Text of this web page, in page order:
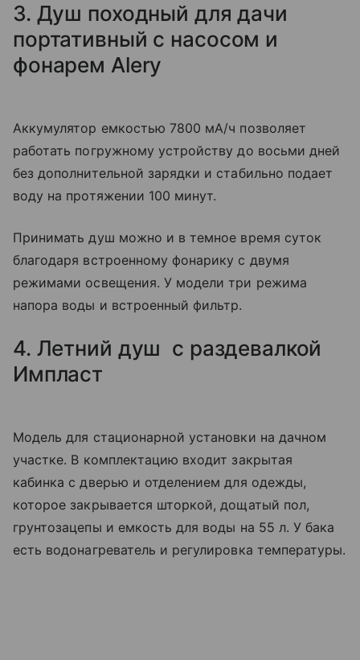
3. Душ походный для дачи
портативный с насосом и
фонарем Alery
Аккумулятор емкостью 7800 мА/ч позволяет
работать погружному устройству до восьми дней
без дополнительной зарядки и стабильно подает
воду на протяжении 100 минут.
Принимать душ можно и в темное время суток
благодаря встроенному фонарику с двумя
режимами освещения. У модели три режима
напора воды и встроенный фильтр.
4. Летний душ с раздевалкой
Импласт
Модель для стационарной установки на дачном
участке. В комплектацию входит закрытая
кабинка с дверью и отделением для одежды,
которое закрывается шторкой, дощатый пол,
грунтозацепы и емкость для воды на 55 л. У бака
есть водонагреватель и регулировка температуры.